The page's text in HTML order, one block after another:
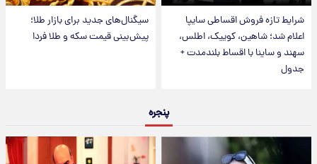
شرایط تازه فروش اقساطی سایپا
اعلام شد؛ شاهین، کوییک، اطلس،
سهند و ساینا با اقساط بلندمدت +
جدول
سیگنال‌های جدید برای بازار طلا؛
پیش‌بینی قیمت سکه و طلا فردا
پنجره